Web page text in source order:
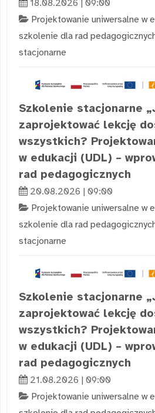
18.08.2026 | 09:00
Projektowanie uniwersalne w
szkolenie dla rad
stacjonarne
Szkolenie stacjonarne
zaprojektować lekcję
wszystkich?
w edukacji (UDL) –
rad pedagogicznych
20.08.2026 | 09:00
Projektowanie uniwersalne w
szkolenie dla rad
stacjonarne
Szkolenie stacjonarne
zaprojektować lekcję
wszystkich?
w edukacji (UDL) –
rad pedagogicznych
21.08.2026 | 09:00
Projektowanie uniwersalne w